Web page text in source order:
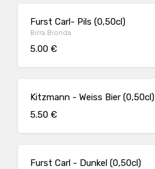
Furst Carl- Pils (0,50cl)
Birra Bionda
5.00 €
Kitzmann - Weiss Bier (0,50cl)
5.50 €
Furst Carl - Dunkel (0,50cl)